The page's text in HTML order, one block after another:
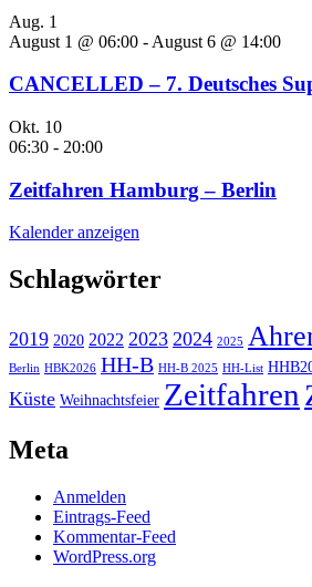
Aug. 1
August 1 @ 06:00 - August 6 @ 14:00
CANCELLED – 7. Deutsches
Okt. 10
06:30 - 20:00
Zeitfahren Hamburg – Berlin
Kalender anzeigen
Schlagwörter
2019 2020 2022 2023 2024 2025
Berlin HBK2026 HH-B HH-B 2025 HH-List
Küste Weihnachtsfeier Zeitfahren
Meta
Anmelden
Eintrags-Feed
Kommentar-Feed
WordPress.org